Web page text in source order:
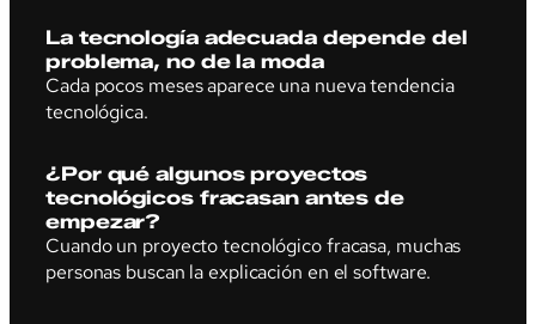
La tecnología adecuada depende del
problema, no de la moda
Cada pocos meses aparece una nueva tendencia
tecnológica.
¿Por qué algunos proyectos
tecnológicos fracasan antes de
empezar?
Cuando un proyecto tecnológico fracasa, muchas
personas buscan la explicación en el software.